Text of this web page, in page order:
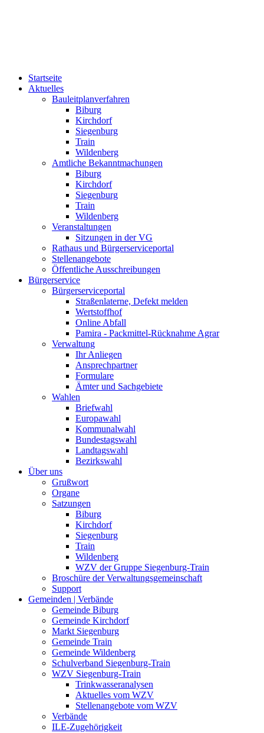
Startseite
Aktuelles
Bauleitplanverfahren
Biburg
Kirchdorf
Siegenburg
Train
Wildenberg
Amtliche Bekanntmachungen
Biburg
Kirchdorf
Siegenburg
Train
Wildenberg
Veranstaltungen
Sitzungen in der VG
Rathaus und Bürgerserviceportal
Stellenangebote
Öffentliche Ausschreibungen
Bürgerservice
Bürgerserviceportal
Straßenlaterne, Defekt melden
Wertstoffhof
Online Abfall
Pamira - Packmittel-Rücknahme Agrar
Verwaltung
Ihr Anliegen
Ansprechpartner
Formulare
Ämter und Sachgebiete
Wahlen
Briefwahl
Europawahl
Kommunalwahl
Bundestagswahl
Landtagswahl
Bezirkswahl
Über uns
Grußwort
Organe
Satzungen
Biburg
Kirchdorf
Siegenburg
Train
Wildenberg
WZV der Gruppe Siegenburg-Train
Broschüre der Verwaltungsgemeinschaft
Support
Gemeinden | Verbände
Gemeinde Biburg
Gemeinde Kirchdorf
Markt Siegenburg
Gemeinde Train
Gemeinde Wildenberg
Schulverband Siegenburg-Train
WZV Siegenburg-Train
Trinkwasseranalysen
Aktuelles vom WZV
Stellenangebote vom WZV
Verbände
ILE-Zugehörigkeit